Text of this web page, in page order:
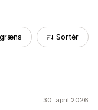
Sortér
30. april 2026